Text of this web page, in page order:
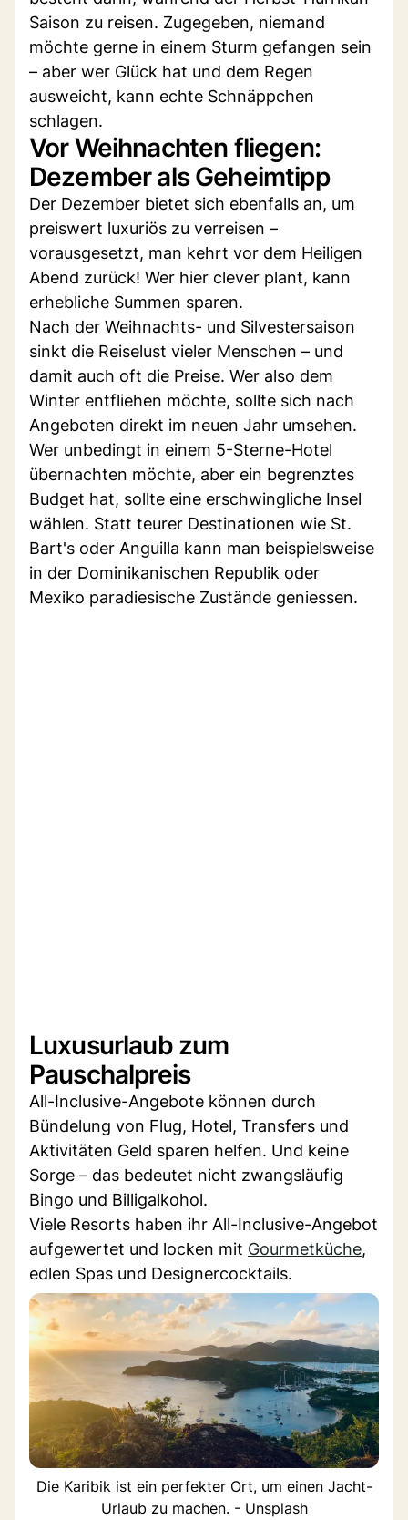
Saison zu reisen. Zugegeben, niemand
möchte gerne in einem Sturm gefangen sein
– aber wer Glück hat und dem Regen
ausweicht, kann echte Schnäppchen
schlagen.
Vor Weihnachten fliegen:
Dezember als Geheimtipp
Der Dezember bietet sich ebenfalls an, um
preiswert luxuriös zu verreisen –
vorausgesetzt, man kehrt vor dem Heiligen
Abend zurück! Wer hier clever plant, kann
erhebliche Summen sparen.
Nach der Weihnachts- und Silvestersaison
sinkt die Reiselust vieler Menschen – und
damit auch oft die Preise. Wer also dem
Winter entfliehen möchte, sollte sich nach
Angeboten direkt im neuen Jahr umsehen.
Wer unbedingt in einem 5-Sterne-Hotel
übernachten möchte, aber ein begrenztes
Budget hat, sollte eine erschwingliche Insel
wählen. Statt teurer Destinationen wie St.
Bart's oder Anguilla kann man beispielsweise
in der Dominikanischen Republik oder
Mexiko paradiesische Zustände geniessen.
Luxusurlaub zum
Pauschalpreis
All-Inclusive-Angebote können durch
Bündelung von Flug, Hotel, Transfers und
Aktivitäten Geld sparen helfen. Und keine
Sorge – das bedeutet nicht zwangsläufig
Bingo und Billigalkohol.
Viele Resorts haben ihr All-Inclusive-Angebot
aufgewertet und locken mit Gourmetküche,
edlen Spas und Designercocktails.
Die Karibik ist ein perfekter Ort, um einen Jacht-
Urlaub zu machen. - Unsplash